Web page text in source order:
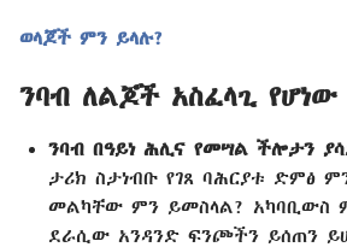
ወላጆች ምን ይላሉ?
ንባብ ለልጆች አስፈላጊ
ንባብ በዓይነ ሕሊና የመሣል ችሎታን
ታሪክ ስታነብቡ የገጸ ባሕርያቱ ድምፅ
መልካቸው ምን ይመስላል? አካባቢውስ
ደራሲው አንዳንድ ፍንጮችን ይሰጠን